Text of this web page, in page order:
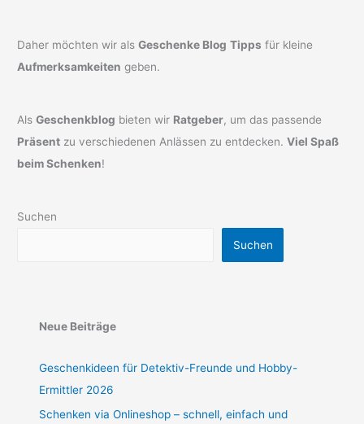
Daher möchten wir alsGeschenke Blog Tipps für kleine
Aufmerksamkeiten geben.
AlsGeschenkblog bieten wir Ratgeber, um das passende
Präsent zu verschiedenen Anlässen zu entdecken.Viel Spaß
beim Schenken!
Suchen
Suchen
Neue Beiträge
Geschenkideen für Detektiv-Freunde und Hobby-
Ermittler 2026
Schenken via Onlineshop – schnell, einfach und